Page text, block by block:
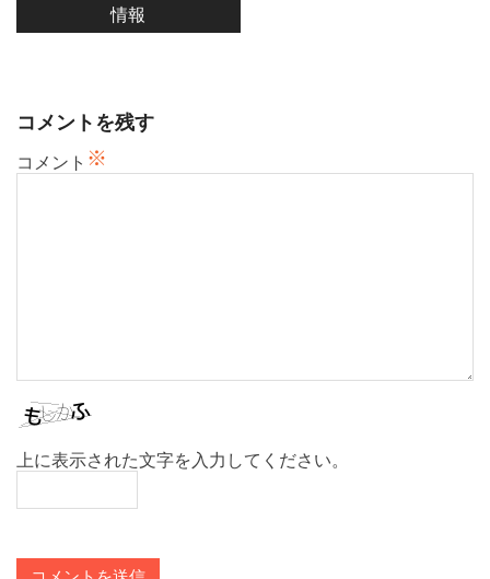
情報
コメントを残す
コメント ※
上に表示された文字を入力してください。